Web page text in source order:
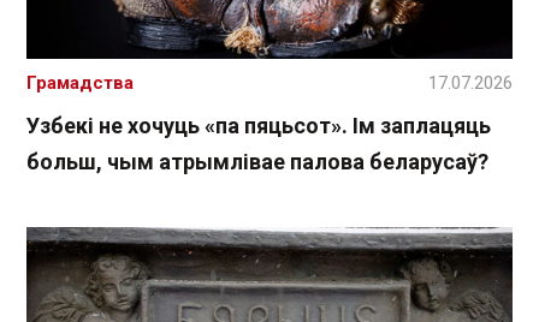
Узбекі не хочуць «па пяцьсот». Ім заплацяць
больш, чым атрымлівае палова беларусаў?
Грамадства 17.07.2026